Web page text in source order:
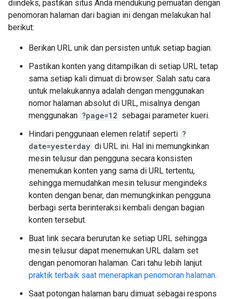
diindeks, pastikan situs Anda mendukung pemuatan dengan
penomoran halaman dari bagian ini dengan melakukan hal
berikut:
Berikan URL unik dan persisten untuk setiap bagian.
Pastikan konten yang ditampilkan di setiap URL tetap
sama setiap kali dimuat di browser. Salah satu cara
untuk melakukannya adalah dengan menggunakan
nomor halaman absolut di URL, misalnya dengan
menggunakan ?page=12 sebagai parameter kueri.
Hindari penggunaan elemen relatif seperti ?
date=yesterday di URL ini. Hal ini memungkinkan
mesin telusur dan pengguna secara konsisten
menemukan konten yang sama di URL tertentu,
sehingga memudahkan mesin telusur mengindeks
konten dengan benar, dan memungkinkan pengguna
berbagi serta berinteraksi kembali dengan bagian
konten tersebut.
Buat link secara berurutan ke setiap URL sehingga
mesin telusur dapat menemukan URL dalam set
dengan penomoran halaman. Cari tahu lebih lanjut
praktik terbaik saat menerapkan penomoran halaman.
Saat potongan halaman baru dimuat sebagai respons